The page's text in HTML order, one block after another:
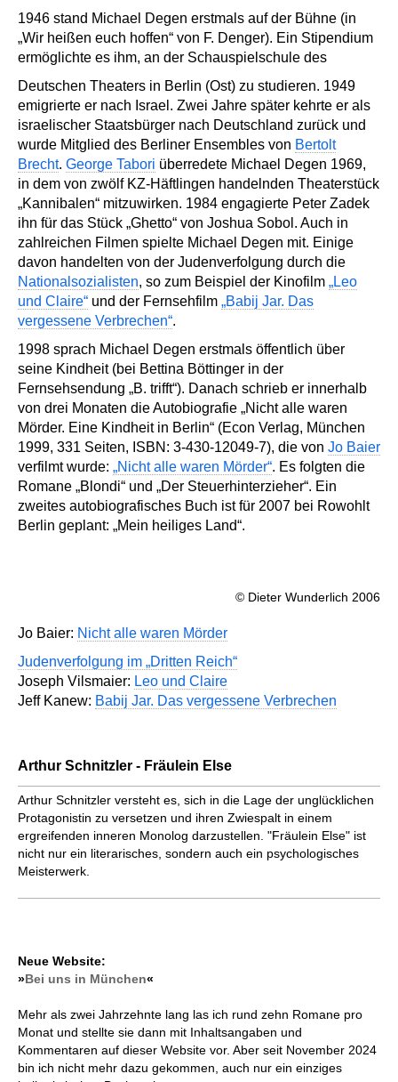
1946 stand Michael Degen erstmals auf der Bühne (in
„Wir heißen euch hoffen“ von F. Denger). Ein Stipendium
ermöglichte es ihm, an der Schauspielschule des
Deutschen Theaters in Berlin (Ost) zu studieren. 1949
emigrierte er nach Israel. Zwei Jahre später kehrte er als
israelischer Staatsbürger nach Deutschland zurück und
wurde Mitglied des Berliner Ensembles von Bertolt
Brecht. George Tabori überredete Michael Degen 1969,
in dem von zwölf KZ-Häftlingen handelnden Theaterstück
„Kannibalen“ mitzuwirken. 1984 engagierte Peter Zadek
ihn für das Stück „Ghetto“ von Joshua Sobol. Auch in
zahlreichen Filmen spielte Michael Degen mit. Einige
davon handelten von der Judenverfolgung durch die
Nationalsozialisten, so zum Beispiel der Kinofilm „Leo
und Claire“ und der Fernsehfilm „Babij Jar. Das
vergessene Verbrechen“.
1998 sprach Michael Degen erstmals öffentlich über
seine Kindheit (bei Bettina Böttinger in der
Fernsehsendung „B. trifft“). Danach schrieb er innerhalb
von drei Monaten die Autobiografie „Nicht alle waren
Mörder. Eine Kindheit in Berlin“ (Econ Verlag, München
1999, 331 Seiten, ISBN: 3-430-12049-7), die von Jo Baier
verfilmt wurde: „Nicht alle waren Mörder“. Es folgten die
Romane „Blondi“ und „Der Steuerhinterzieher“. Ein
zweites autobiografisches Buch ist für 2007 bei Rowohlt
Berlin geplant: „Mein heiliges Land“.
© Dieter Wunderlich 2006
Jo Baier: Nicht alle waren Mörder
Judenverfolgung im „Dritten Reich“
Joseph Vilsmaier: Leo und Claire
Jeff Kanew: Babij Jar. Das vergessene Verbrechen
Arthur Schnitzler - Fräulein Else
Arthur Schnitzler versteht es, sich in die Lage der unglücklichen
Protagonistin zu versetzen und ihren Zwiespalt in einem
ergreifenden inneren Monolog darzustellen. "Fräulein Else" ist
nicht nur ein literarisches, sondern auch ein psychologisches
Meisterwerk.
Neue Website:
»Bei uns in München«
Mehr als zwei Jahrzehnte lang las ich rund zehn Romane pro
Monat und stellte sie dann mit Inhaltsangaben und
Kommentaren auf dieser Website vor. Aber seit November 2024
bin ich nicht mehr dazu gekommen, auch nur ein einziges